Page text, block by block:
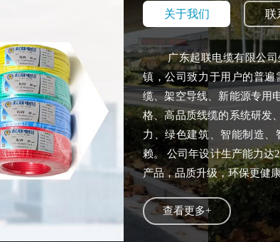
关于我们 联
广东起联电缆有限公司坐
镇，公司致力于用户的普
缆、架空导线、新能源专用
格、高品质线缆的系统研发
力、绿色建筑、智能制造
赖。 公司年设计生产能力达
产品，品质升级，环保更健
查看更多+